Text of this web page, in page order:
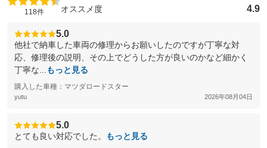
118件 オススメ度 4.9
5.0
他社で納車した車両の修理からお願いしたのですが丁寧な対
応、修理後の説明、その上でどうした方が良いのかなど細かく
丁寧な...
もっと見る
購入した車種：マツダロードスター
yutu 2026年08月04日
5.0
とても良い対応でした。 もっと見る